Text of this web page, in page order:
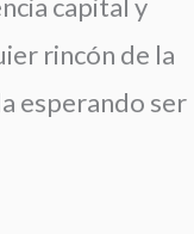
capital y
rincón de la
esperando ser